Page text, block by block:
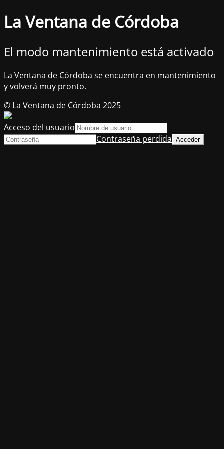
La Ventana de Córdoba
El modo mantenimiento está activado
La Ventana de Córdoba se encuentra en mantenimiento
y volverá muy pronto.
© La Ventana de Córdoba 2025
Acceso del usuario
Contraseña perdida